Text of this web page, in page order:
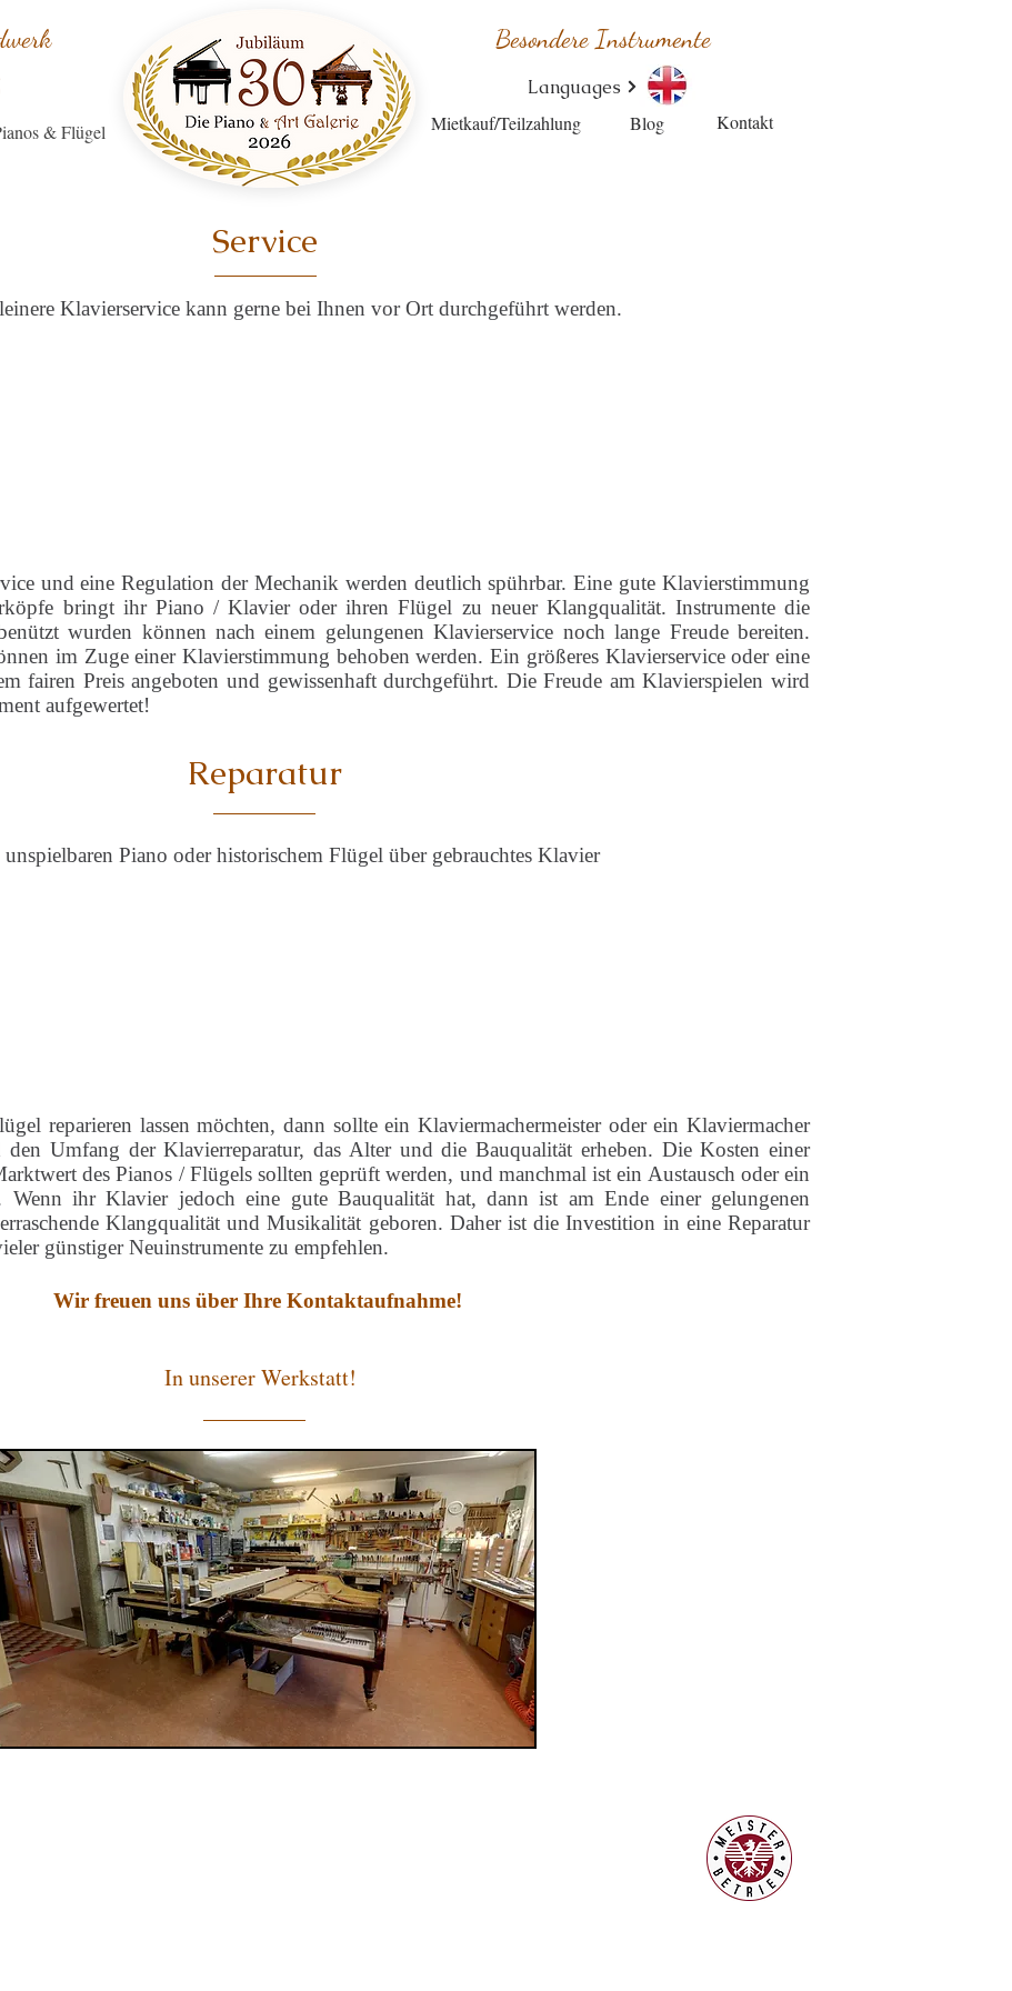
& Flügel
Besondere Instrumente
Languages
Mietkauf/Teilzahlung
Blog Kontakt
Service
Klavierservice kann gerne bei Ihnen vor Ort durchgeführt werden.
und eine Regulation der Mechanik werden deutlich spührbar. Eine gute Klavierstimmung
bringt ihr Piano / Klavier oder ihren Flügel zu neuer Klangqualität. Instrumente die
wurden können nach einem gelungenen Klavierservice noch lange Freude bereiten.
im Zuge einer Klavierstimmung behoben werden. Ein größeres Klavierservice oder eine
fairen Preis angeboten und gewissenhaft durchgeführt. Die Freude am Klavierspielen wird
aufgewertet!
Reparatur
Piano oder historischem Flügel über gebrauchtes Klavier
reparieren lassen möchten, dann sollte ein Klaviermachermeister oder ein Klaviermacher
den Umfang der Klavierreparatur, das Alter und die Bauqualität erheben. Die Kosten einer
des Pianos / Flügels sollten geprüft werden, und manchmal ist ein Austausch oder ein
Wenn ihr Klavier jedoch eine gute Bauqualität hat, dann ist am Ende einer gelungenen
Klangqualität und Musikalität geboren. Daher ist die Investition in eine Reparatur
günstiger Neuinstrumente zu empfehlen.
Wir freuen uns über Ihre Kontaktaufnahme!
In unserer Werkstatt!